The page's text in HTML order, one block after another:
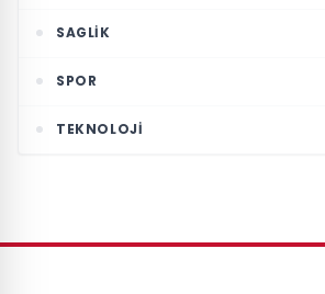
SAGLIK
SPOR
TEKNOLOJI